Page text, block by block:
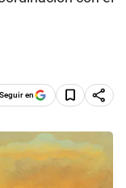
Seguir en